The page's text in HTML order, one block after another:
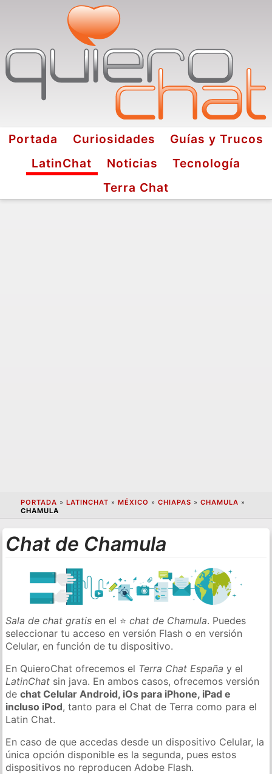
Portada Curiosidades
Guías y Trucos
LatinChat
Noticias
Tecnología
Terra Chat
PORTADA » LATINCHAT » MÉXICO » CHIAPAS » CHAMULA »
CHAMULA
Chat de Chamula
Sala de chat gratis en el ⭐chat de Chamula. Puedes
seleccionar tu acceso en versión Flash o en versión
Celular, en función de tu dispositivo.
En QuieroChat ofrecemos el Terra Chat España y el
LatinChat sin java. En ambos casos, ofrecemos versión
dechat Celular Android, iOs para iPhone, iPad e
incluso iPod, tanto para el Chat de Terra como para el
Latin Chat.
En caso de que accedas desde un dispositivo Celular, la
única opción disponible es la segunda, pues estos
dispositivos no reproducen Adobe Flash.